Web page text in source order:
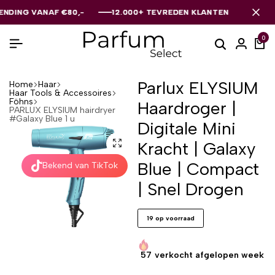
VANAF €80,- 12.000+ TEVREDEN KLANTEN
VANAF €80,- 12.000+ TEVREDEN KLANTEN
VANAF €80,- 12.000+ TEVREDEN KLANTEN
0
Home Haar
Haar Tools & Accessoires
Föhns
PARLUX ELYSIUM hairdryer
#Galaxy Blue 1 u
Bekend van TikTok
Parlux ELYSIUM
Haardroger |
Digitale Mini
Kracht | Galaxy
Blue | Compact
| Snel Drogen
19 op voorraad
57 verkocht afgelopen week